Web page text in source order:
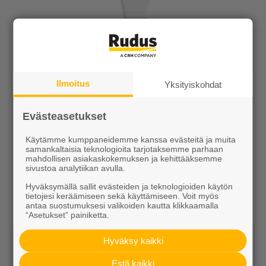
Tuotteet
Kiviainekset
Pihakivet ja maisematuotteet
Betoni
Kaivot ja putket
Infraelementit
Porraselementit
Julkisivuelementit
Elpo-hormit
Ilmoitus Yksityiskohdat
Evästeasetukset
Käytämme kumppaneidemme kanssa evästeitä ja muita
samankaltaisia teknologioita tarjotaksemme parhaan
mahdollisen asiakaskokemuksen ja kehittääksemme
sivustoa analytiikan avulla.
Hyväksymällä sallit evästeiden ja teknologioiden käytön
tietojesi keräämiseen sekä käyttämiseen. Voit myös
antaa suostumuksesi valikoiden kautta klikkaamalla
“Asetukset” painiketta.
Hyväksy kaikki
Estä kaikki